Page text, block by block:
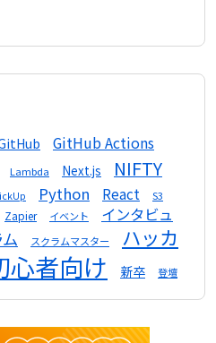
GitHub Actions
Lambda Next.js
NIFTY
Python React S3
Zapier イベント
インタビュ
スクラムマスター
ハッカ
心者向け 新卒 登壇